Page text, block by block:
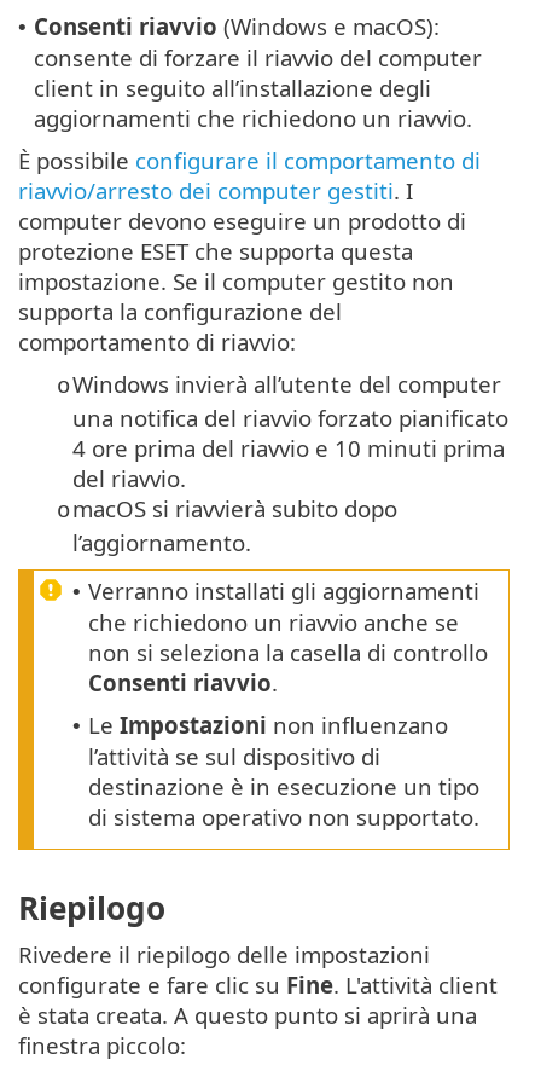
• Consenti riavvio (Windows e macOS):
consente di forzare il riavvio del computer
client in seguito all’installazione degli
aggiornamenti che richiedono un riavvio.
È possibile configurare il comportamento di
riavvio/arresto dei computer gestiti. I
computer devono eseguire un prodotto di
protezione ESET che supporta questa
impostazione. Se il computer gestito non
supporta la configurazione del
comportamento di riavvio:
oWindows invierà all’utente del computer
una notifica del riavvio forzato pianificato
4 ore prima del riavvio e 10 minuti prima
del riavvio.
omacOS si riavvierà subito dopo
l’aggiornamento.
• Verranno installati gli aggiornamenti
che richiedono un riavvio anche se
non si seleziona la casella di controllo
Consenti riavvio.
• Le Impostazioni non influenzano
l’attività se sul dispositivo di
destinazione è in esecuzione un tipo
di sistema operativo non supportato.
Riepilogo
Rivedere il riepilogo delle impostazioni
configurate e fare clic su Fine. L'attività client
è stata creata. A questo punto si aprirà una
finestra piccolo: